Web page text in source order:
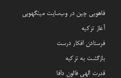
فاهویی چین در وب‌سایت مینگهویی
آغاز تزکیه
فرستادن افکار درست
بازگشت به تزکیه
قدرت الهی فالون دافا